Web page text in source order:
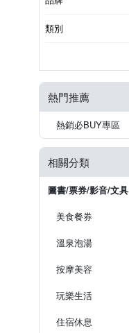
類別
熱門推薦
熱銷必BUY專區
相關分類
圖書/票券/影音/文具
美食餐券
溫泉泡湯
按摩美容
玩樂生活
住宿休息